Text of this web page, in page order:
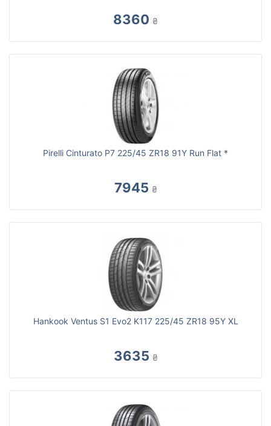
8360 ₴
Pirelli Cinturato P7 225/45 ZR18 91Y Run Flat *
7945 ₴
Hankook Ventus S1 Evo2 K117 225/45 ZR18 95Y XL
3635 ₴